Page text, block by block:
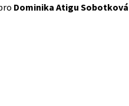
Dominika Atigu Sobotková